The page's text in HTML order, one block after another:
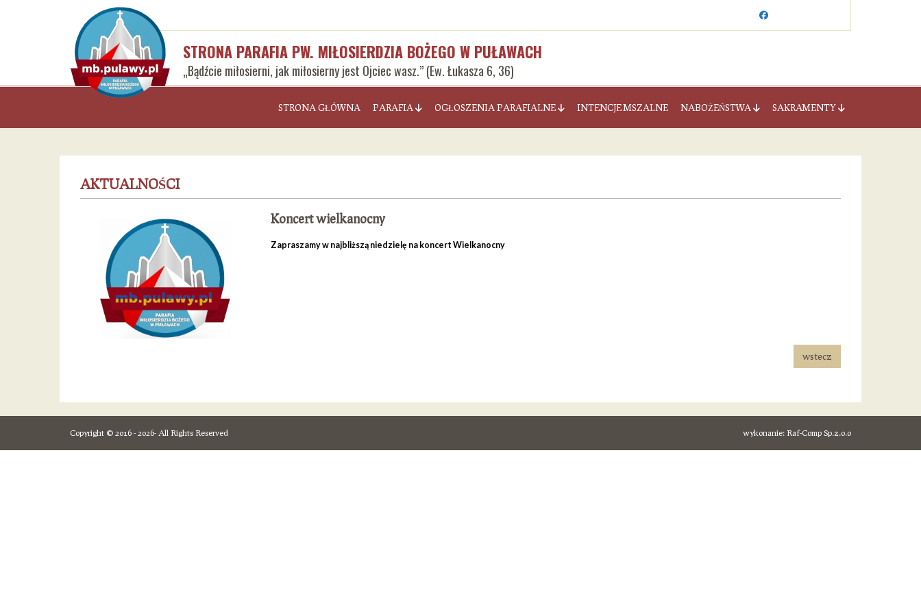
STRONA PARAFIA PW. MIŁOSIERDZIA BOŻEGO W PUŁAWACH
„Bądźcie miłosierni, jak miłosierny jest Ojciec wasz.” (Ew. Łukasza 6, 36)
STRONA GŁÓWNA PARAFIA OGŁOSZENIA PARAFIALNE INTENCJE MSZALNE NABOŻEŃSTWA SAKRAMENTY
AKTUALNOŚCI
Koncert wielkanocny
Zapraszamy w najbliższą niedzielę na koncert Wielkanocny
wstecz
Copyright © 2016 - 2026- All Rights Reserved wykonanie: Raf-Comp Sp.z.o.o